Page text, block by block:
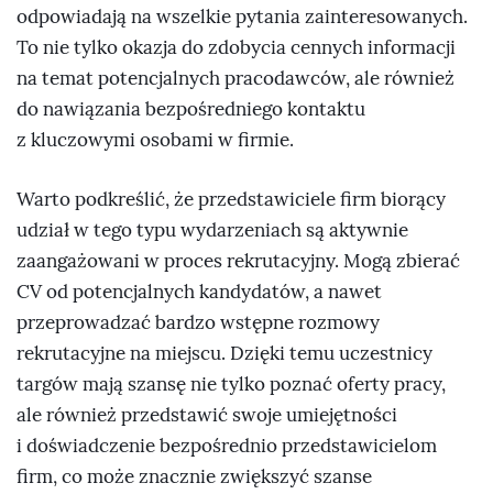
odpowiadają na wszelkie pytania zainteresowanych.
To nie tylko okazja do zdobycia cennych informacji
na temat potencjalnych pracodawców, ale również
do nawiązania bezpośredniego kontaktu
z kluczowymi osobami w firmie.
Warto podkreślić, że przedstawiciele firm biorący
udział w tego typu wydarzeniach są aktywnie
zaangażowani w proces rekrutacyjny. Mogą zbierać
CV od potencjalnych kandydatów, a nawet
przeprowadzać bardzo wstępne rozmowy
rekrutacyjne na miejscu. Dzięki temu uczestnicy
targów mają szansę nie tylko poznać oferty pracy,
ale również przedstawić swoje umiejętności
i doświadczenie bezpośrednio przedstawicielom
firm, co może znacznie zwiększyć szanse